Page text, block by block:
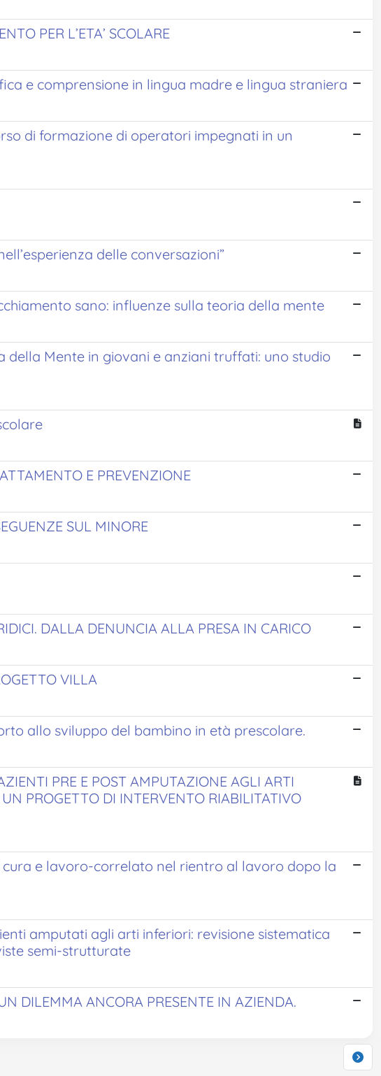
PER L’ETA’ SCOLARE
e comprensione in lingua madre e lingua straniera
di formazione di operatori impegnati in un
delle conversazioni”
sano: influenze sulla teoria della mente
della Mente in giovani e anziani truffati: uno studio
E PREVENZIONE
SUL MINORE
DALLA DENUNCIA ALLA PRESA IN CARICO
VILLA
allo sviluppo del bambino in età prescolare.
PRE E POST AMPUTAZIONE AGLI ARTI
PROGETTO DI INTERVENTO RIABILITATIVO
e lavoro-correlato nel rientro al lavoro dopo la
amputati agli arti inferiori: revisione sistematica
semi-strutturate
DILEMMA ANCORA PRESENTE IN AZIENDA.